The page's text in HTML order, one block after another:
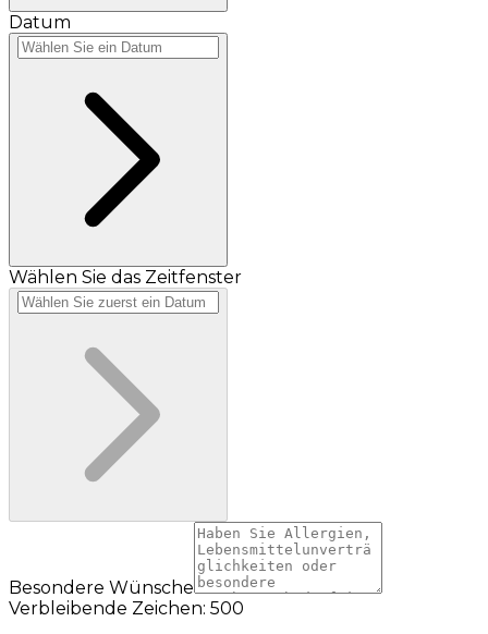
Datum
Wählen Sie das Zeitfenster
Besondere Wünsche
Verbleibende Zeichen: 500